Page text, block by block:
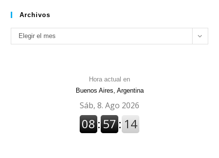
Archivos
Archivos
Elegir el mes
Hora actual en
Buenos Aires, Argentina